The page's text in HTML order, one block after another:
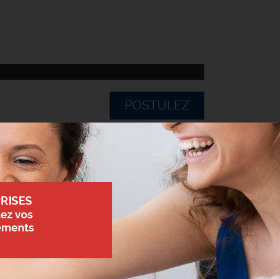
POSTULEZ
vos